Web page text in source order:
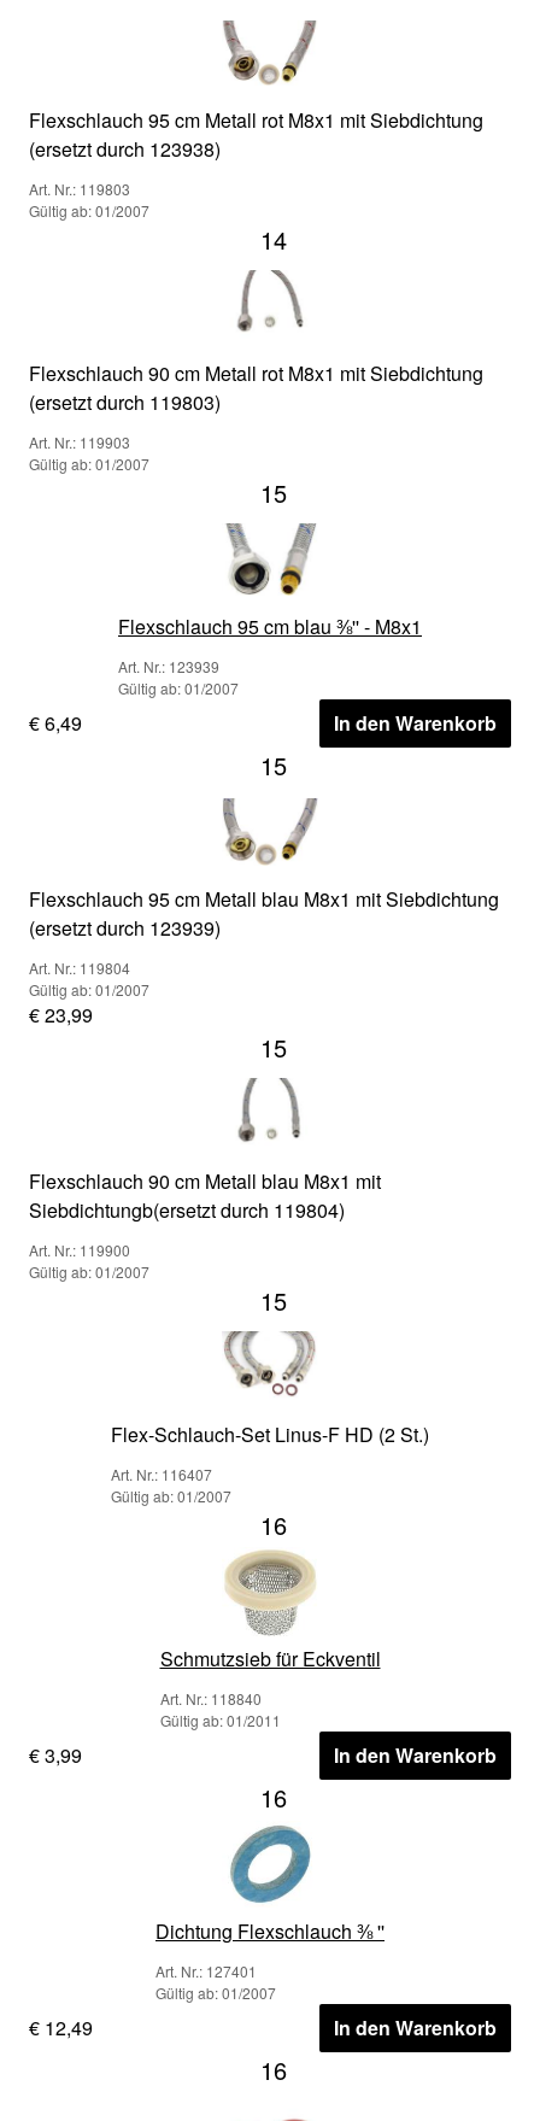
Flexschlauch 95 cm Metall rot M8x1 mit Siebdichtung
(ersetzt durch 123938)
Art. Nr.: 119803
Gültig ab: 01/2007
14
Flexschlauch 90 cm Metall rot M8x1 mit Siebdichtung
(ersetzt durch 119803)
Art. Nr.: 119903
Gültig ab: 01/2007
15
Flexschlauch 95 cm blau ⅜'' - M8x1
Art. Nr.: 123939
Gültig ab: 01/2007
€ 6,49 In den Warenkorb
15
Flexschlauch 95 cm Metall blau M8x1 mit Siebdichtung
(ersetzt durch 123939)
Art. Nr.: 119804
Gültig ab: 01/2007
€ 23,99
15
Flexschlauch 90 cm Metall blau M8x1 mit
Siebdichtungb(ersetzt durch 119804)
Art. Nr.: 119900
Gültig ab: 01/2007
15
Flex-Schlauch-Set Linus-F HD (2 St.)
Art. Nr.: 116407
Gültig ab: 01/2007
16
Schmutzsieb für Eckventil
Art. Nr.: 118840
Gültig ab: 01/2011
€ 3,99 In den Warenkorb
16
Dichtung Flexschlauch ⅜ ''
Art. Nr.: 127401
Gültig ab: 01/2007
€ 12,49 In den Warenkorb
16